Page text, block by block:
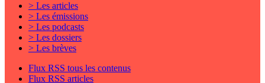
> Les articles
> Les émissions
> Les podcasts
> Les dossiers
> Les brèves
Flux RSS tous les contenus
Flux RSS articles